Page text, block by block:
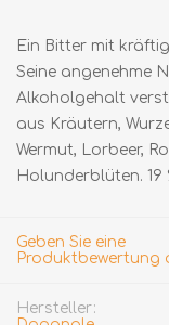
Ein Bitter mit
Seine angenehme
Alkoholgehalt
aus Kräutern,
Wermut, Lorbeer,
Holunderblüten. 19
Geben Sie eine
Produktbewertung
Hersteller: